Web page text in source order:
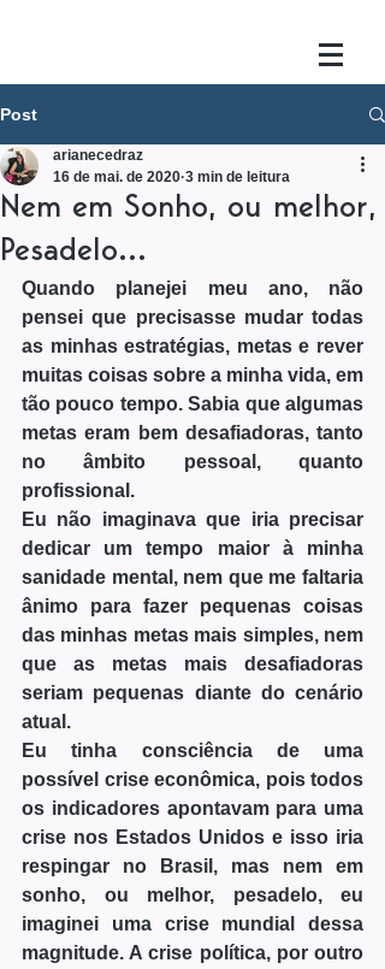
Post
Nem em Sonho, ou melhor,
Pesadelo...
arianecedraz
16 de mai. de 2020 3 min de leitura
Quando planejei meu ano, não
pensei que precisasse mudar todas
as minhas estratégias, metas e rever
muitas coisas sobre a minha vida, em
tão pouco tempo. Sabia que algumas
metas eram bem desafiadoras, tanto
no âmbito pessoal, quanto
profissional.
Eu não imaginava que iria precisar
dedicar um tempo maior à minha
sanidade mental, nem que me faltaria
ânimo para fazer pequenas coisas
das minhas metas mais simples, nem
que as metas mais desafiadoras
seriam pequenas diante do cenário
atual.
Eu tinha consciência de uma
possível crise econômica, pois todos
os indicadores apontavam para uma
crise nos Estados Unidos e isso iria
respingar no Brasil, mas nem em
sonho, ou melhor, pesadelo, eu
imaginei uma crise mundial dessa
magnitude. A crise política, por outro